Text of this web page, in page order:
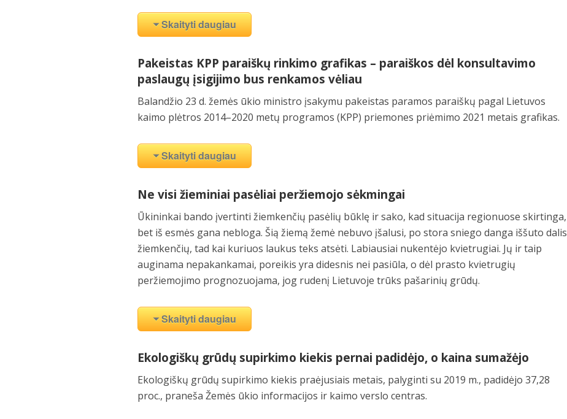
Skaityti daugiau
Pakeistas KPP paraiškų rinkimo grafikas – paraiškos dėl konsultavimo
paslaugų įsigijimo bus renkamos vėliau
Balandžio 23 d. žemės ūkio ministro įsakymu pakeistas paramos paraiškų pagal Lietuvos
kaimo plėtros 2014–2020 metų programos (KPP) priemones priėmimo 2021 metais grafikas.
Skaityti daugiau
Ne visi žieminiai pasėliai peržiemojo sėkmingai
Ūkininkai bando įvertinti žiemkenčių pasėlių būklę ir sako, kad situacija regionuose skirtinga,
bet iš esmės gana nebloga. Šią žiemą žemė nebuvo įšalusi, po stora sniego danga iššuto dalis
žiemkenčių, tad kai kuriuos laukus teks atsėti. Labiausiai nukentėjo kvietrugiai. Jų ir taip
auginama nepakankamai, poreikis yra didesnis nei pasiūla, o dėl prasto kvietrugių
peržiemojimo prognozuojama, jog rudenį Lietuvoje trūks pašarinių grūdų.
Skaityti daugiau
Ekologiškų grūdų supirkimo kiekis pernai padidėjo, o kaina sumažėjo
Ekologiškų grūdų supirkimo kiekis praėjusiais metais, palyginti su 2019 m., padidėjo 37,28
proc., praneša Žemės ūkio informacijos ir kaimo verslo centras.